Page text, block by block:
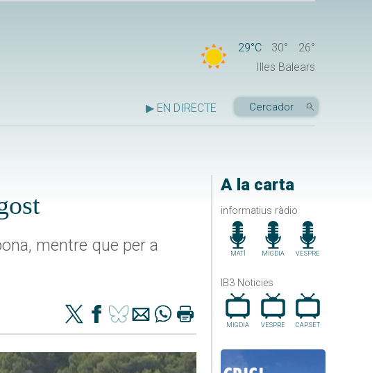
29°C 30°
26°
Illes Balears
▶ EN DIRECTE
A la carta
informatius ràdio
MATÍ MIGDIA VESPRE
IB3 Noticies
MIGDIA VESPRE CAP.SET
mentre que per a